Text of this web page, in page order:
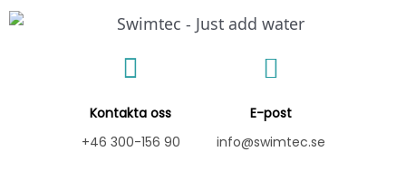
Hoppa
Kontakta oss
+46 300-156 90
E-post
info@swimtec.se